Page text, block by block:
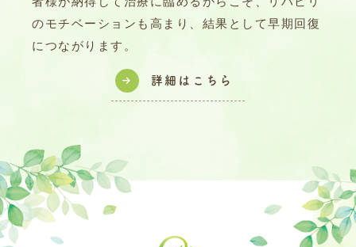
のモチベーションも高まり、結果として早期回復
につながります。
詳細はこちら